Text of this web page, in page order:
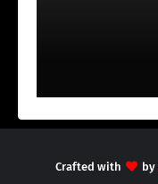
Crafted with by